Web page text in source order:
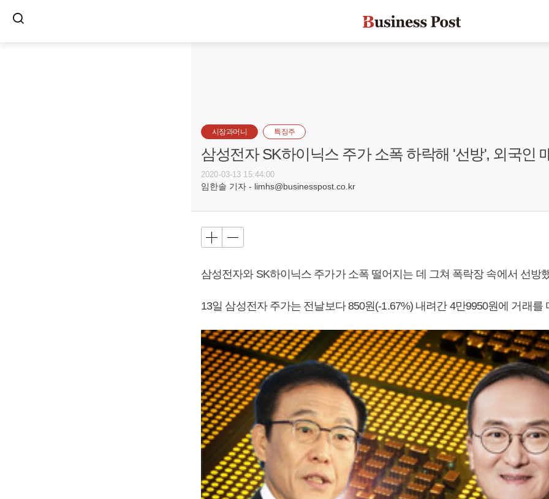
시장과머니 특징주
삼성전자 SK하이닉스 주가 소폭 하락해 '선방', 외국인
2020-03-13 15:44:00
임한솔 기자 - limhs@businesspost.co.kr
삼성전자와 SK하이닉스 주가가 소폭 떨어지는 데 그쳐 폭락장 속에서 선방
13일 삼성전자 주가는 전날보다 850원(-1.67%) 내려간 4만9950원에 거래를